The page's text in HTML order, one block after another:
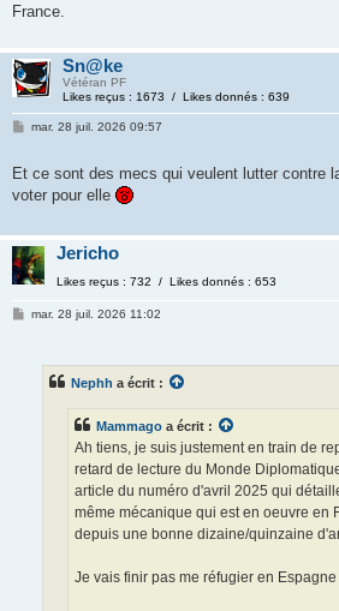
France.
Sn@ke
Vétéran PF
Likes reçus : 1673 / Likes donnés : 639
mar. 28 juil. 2026 09:57
Et ce sont des mecs qui veulent lutter contre
voter pour elle
Jericho
Likes reçus : 732 / Likes donnés : 653
mar. 28 juil. 2026 11:02
Nephh a écrit :
Mammago a écrit :
Ah tiens, je suis justement en train de
retard de lecture du Monde
article du numéro d'avril 2025 qui
même mécanique qui est en oeuvre en
depuis une bonne dizaine/quinzaine
Je vais finir pas me réfugier en Espagne